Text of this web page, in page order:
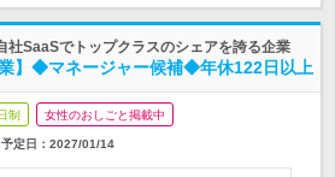
社SaaSでトップクラスのシェアを誇る企業
業】◆マネージャー候補◆年休122日以上
制 女性のおしごと掲載中
定日： 2027/01/14